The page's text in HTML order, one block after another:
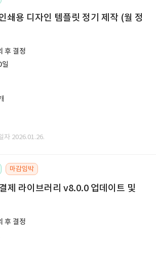
쇄용 디자인 템플릿 정기 제작 (월 정
후 결정
자 2026.01.26.
마감임박
제 라이브러리 v8.0.0 업데이트 및
후 결정